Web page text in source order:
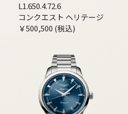
L1.650.4.72.6
コンクエスト ヘリテージ
￥500,500 (税込)